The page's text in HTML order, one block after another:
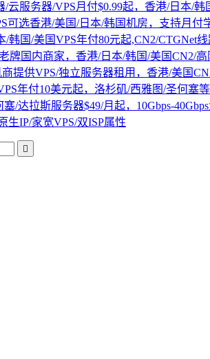
/云服务器/VPS月付$0.99起，香港/日本/韩
可选香港/美国/日本/韩国机房，支持月付
/韩国/美国VPS年付80元起,CN2/CTGNet
牌国内商家，香港/日本/韩国/美国CN2/
商提供VPS/独立服务器租用，香港/美国
年付10美元起，洛杉矶/西雅图/圣何塞
塞/达拉斯服务器$49/月起，10Gbps-
生IP/家宽VPS/双ISP属性
